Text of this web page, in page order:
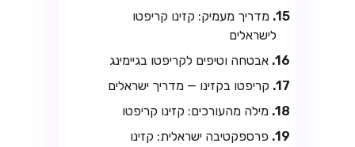
מדריך מעמיק: קזינו קריפטו
לישראלים
אבטחה וטיפים לקריפטו בגיימינג
קריפטו בקזינו — מדריך ישראלים
מילה מהעורכים: קזינו קריפטו
פרספקטיבה ישראלית: קזינו